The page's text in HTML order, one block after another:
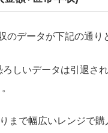
のデータが下記の通り
しいデータは引退さ
まで幅広いレンジで購